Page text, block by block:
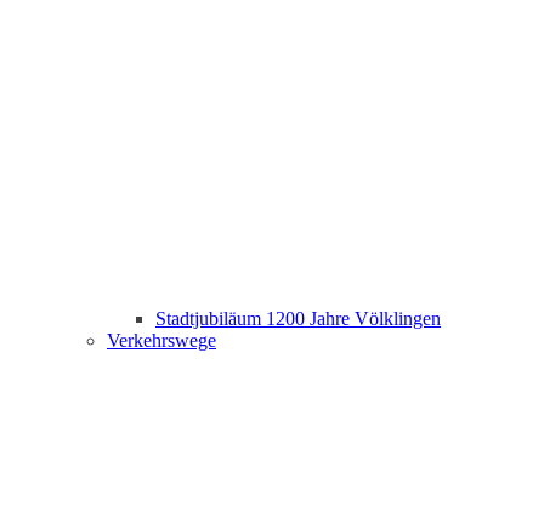
Stadtjubiläum 1200 Jahre Völklingen
Verkehrswege